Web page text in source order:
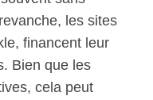
les sites
financent leur
Bien que les
cela peut